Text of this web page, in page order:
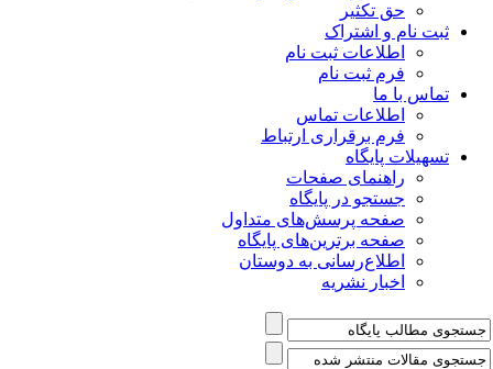
حق تکثیر
نام و اشتراک
اطلاعات ثبت نام
فرم ثبت نام
با ما
اطلاعات تماس
فرم برقراری ارتباط
پایگاه
راهنمای صفحات
جستجو در پایگاه
صفحه پرسش‌های متداول
صفحه برترین‌های پایگاه
اطلاع‌رسانی به دوستان
اخبار نشریه